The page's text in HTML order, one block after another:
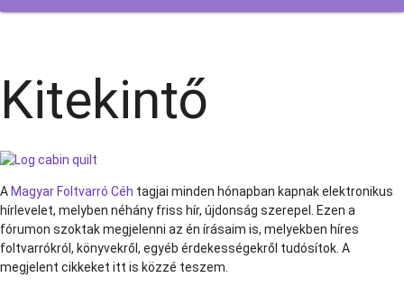
Kitekintő
A Magyar Foltvarró Céh tagjai minden hónapban kapnak elektronikus
hírlevelet, melyben néhány friss hír, újdonság szerepel. Ezen a
fórumon szoktak megjelenni az én írásaim is, melyekben híres
foltvarrókról, könyvekről, egyéb érdekességekről tudósítok. A
megjelent cikkeket itt is közzé teszem.